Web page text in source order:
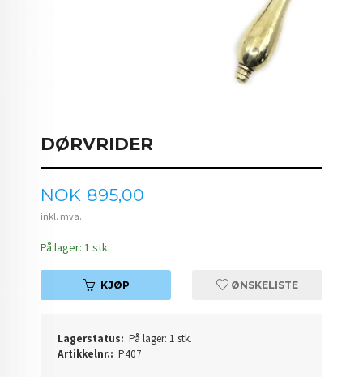
DØRVRIDER
Pris
NOK 895,00
inkl. mva.
På lager: 1 stk.
KJØP ØNSKELISTE
Lagerstatus: På lager: 1 stk.
Artikkelnr.: P407